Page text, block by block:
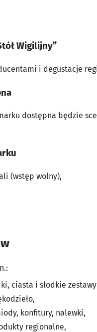
Wigilijny”
i degustacje
dostępna będzie
(wstęp wolny),
ciasta i słodkie
konfitury, nalewki,
regionalne,